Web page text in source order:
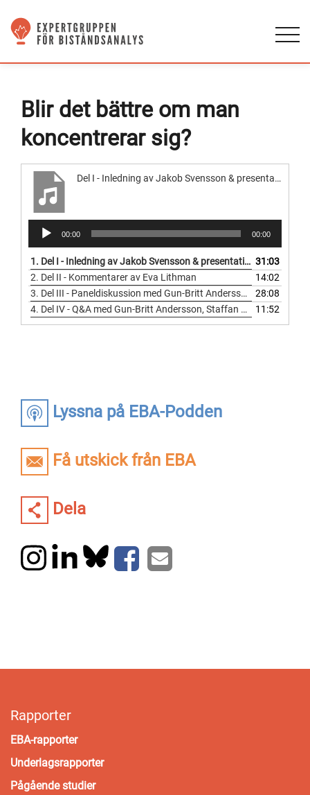
Lyssna på EBA-Podden
Få utskick från EBA
Dela
Blir det bättre om man
koncentrerar sig?
Del I - Inledning av Jakob Svensson & presentation av Runde Hagen
Ljudspelare
00:00 00:00
1. Del I - Inledning av Jakob Svensson & presentation av Runde Hagen
31:03
2. Del II - Kommentarer av Eva Lithman
14:02
3. Del III - Paneldiskussion med Gun-Britt Andersson, Staffan Herrström & Hanna Hellqvist
28:08
4. Del IV - Q&A med Gun-Britt Andersson, Staffan Herrström & Hanna Hellqvist & avslutande kommentarer av Jacob Svensson 11:52
Rapporter
EBA-rapporter
Underlagsrapporter
Pågående studier